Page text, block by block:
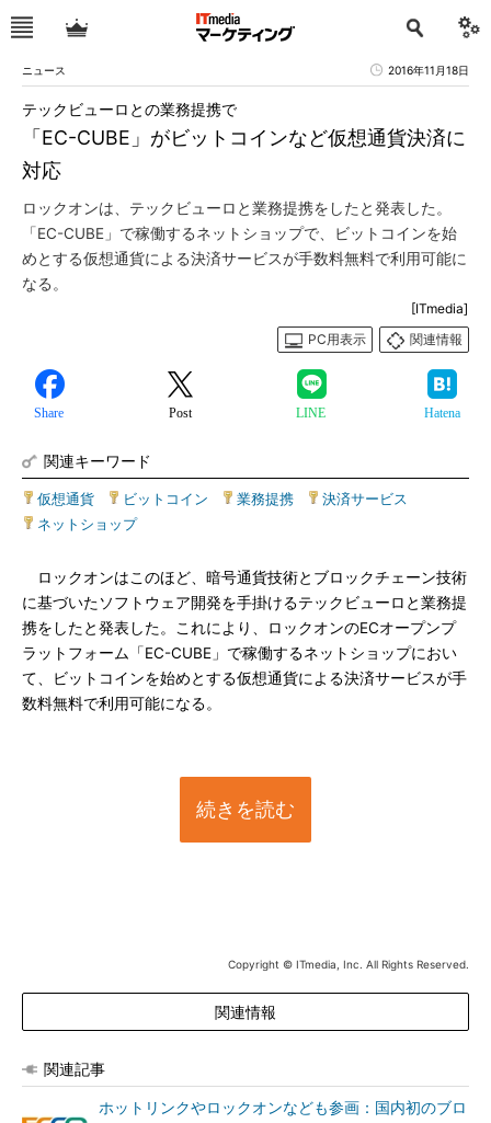
ニュース 2016年11月18日
「EC-CUBE」がビットコインなど仮想通貨決済に
対応
テックビューロとの業務提携で
ロックオンは、テックビューロと業務提携をしたと発表した。
「EC-CUBE」で稼働するネットショップで、ビットコインを始
めとする仮想通貨による決済サービスが手数料無料で利用可能に
なる。
[ITmedia]
PC用表示
関連情報
Share Post LINE Hatena
関連キーワード
仮想通貨 ビットコイン 業務提携 決済サービス
ネットショップ
ロックオンはこのほど、暗号通貨技術とブロックチェーン技術
に基づいたソフトウェア開発を手掛けるテックビューロと業務提
携をしたと発表した。これにより、ロックオンのECオープンプ
ラットフォーム「EC-CUBE」で稼働するネットショップにおい
て、ビットコインを始めとする仮想通貨による決済サービスが手
数料無料で利用可能になる。
続きを読む
Copyright © ITmedia, Inc. All Rights Reserved.
関連情報
関連記事
ホットリンクやロックオンなども参画：国内初のブロ